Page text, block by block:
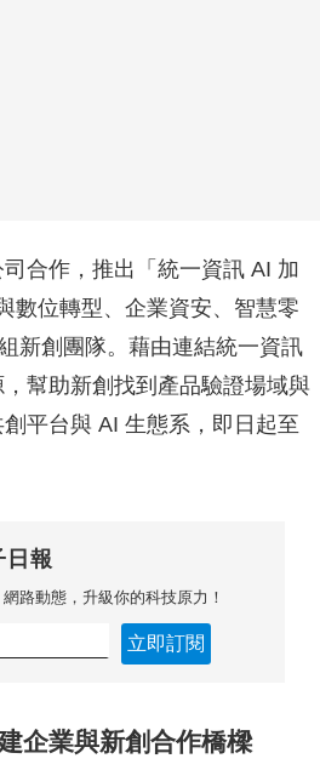
合作，推出「統一資訊 AI 加
數位轉型、企業資安、智慧零
新創團隊。藉由連結統一資訊
幫助新創找到產品驗證場域與
平台與 AI 生態系，即日起至
日報
路動態，升級你的科技原力！
立即訂閱
企業與新創合作橋樑